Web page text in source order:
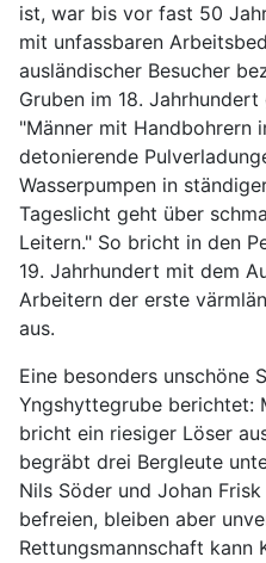
ist, war bis vor fast 50
mit unfassbaren
ausländischer Besucher
Gruben im 18.
"Männer mit Handbohrern
detonierende
Wasserpumpen in
Tageslicht geht über
Leitern." So bricht in den
19. Jahrhundert mit dem
Arbeitern der erste
aus.
Eine besonders unschöne
Yngshyttegrube berichtet:
bricht ein riesiger Löser
begräbt drei Bergleute
Nils Söder und Johan
befreien, bleiben aber
Rettungsmannschaft kann